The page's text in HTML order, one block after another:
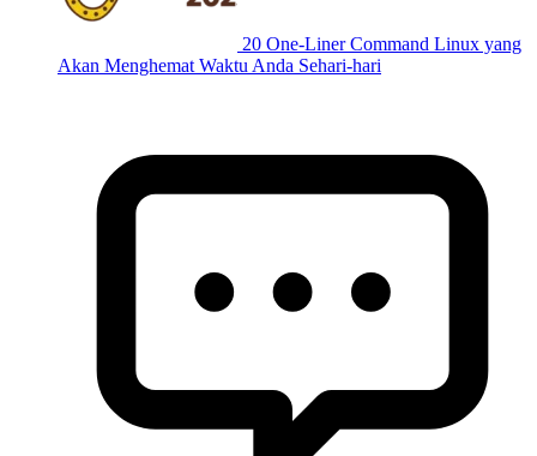
20 One-Liner Command Linux yang
Akan Menghemat Waktu Anda Sehari-hari